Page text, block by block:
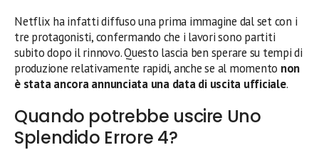
Netflix ha infatti diffuso una prima immagine dal set con i
tre protagonisti, confermando che i lavori sono partiti
subito dopo il rinnovo. Questo lascia ben sperare su tempi di
produzione relativamente rapidi, anche se al momento non
è stata ancora annunciata una data di uscita ufficiale.
Quando potrebbe uscire Uno
Splendido Errore 4?